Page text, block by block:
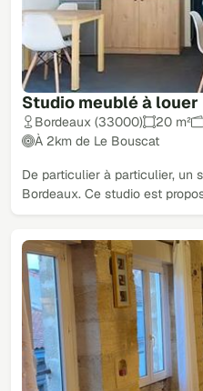
Studio meublé à louer
Bordeaux (33000) 20 m²
À 2km de Le Bouscat
De particulier à particulier, un
Bordeaux. Ce studio est